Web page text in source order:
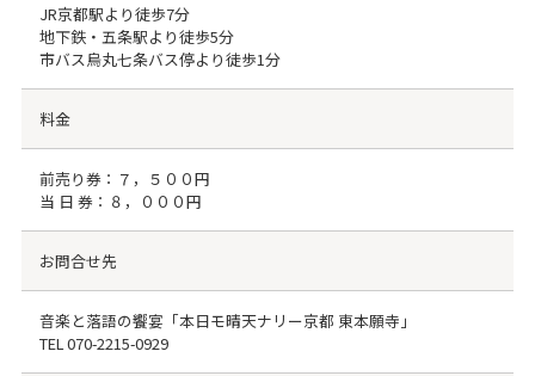
JR京都駅より徒歩7分
地下鉄・五条駅より徒歩5分
市バス烏丸七条バス停より徒歩1分
料金
前売り券：７，５００円
当 日 券：８，０００円
お問合せ先
音楽と落語の饗宴「本日モ晴天ナリー京都 東本願寺」
TEL 070-2215-0929